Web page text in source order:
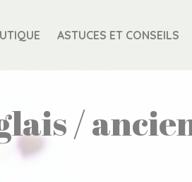
ASTUCES ET CONSEILS
/